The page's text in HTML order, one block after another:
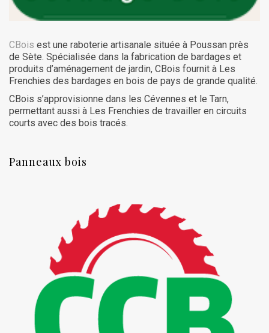
CBois est une raboterie artisanale située à Poussan près
de Sète. Spécialisée dans la fabrication de bardages et
produits d’aménagement de jardin, CBois fournit à Les
Frenchies des bardages en bois de pays de grande qualité.
CBois s’approvisionne dans les Cévennes et le Tarn,
permettant aussi à Les Frenchies de travailler en circuits
courts avec des bois tracés.
Panneaux bois